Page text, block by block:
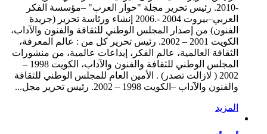
-2010. رئيس تحرير مجلة "حوار العرب" –مؤسسة الفكر
العربي–بيروت 2004 -.2006 إنشاء ورئاسة تحرير (جريدة
الفنون) من إصدار المجلس الوطني للثقافة والفنون والآداب،
الكويت 2001 – 2002. رئيس تحرير كل من : عالم المعرفة،
الثقافة العالمية، عالم الفكر، إبداعات عالمية، من منشورات
المجلس الوطني للثقافة والفنون والآداب، الكويت 1998 –
2002 ( لازالت تصدر) . الأمين العام للمجلس الوطني للثقافة
والفنون والآداب –الكويت 1998 – 2002. رئيس تحرير مجل...
المزيد